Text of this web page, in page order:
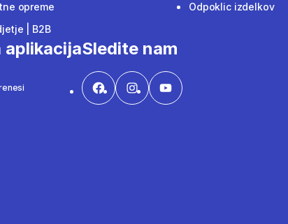
opreme
| B2B
Odpoklic izdelkov
aplikacijaSledite nam